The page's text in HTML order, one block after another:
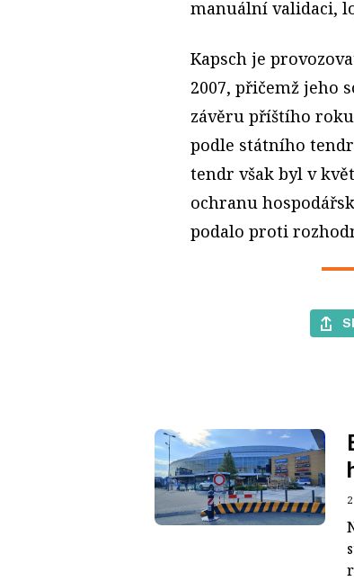
manuální validaci,
Kapsch je
2007, přičemž jeho
závěru příštího
podle státního
tendr však byl v
ochranu
podalo proti